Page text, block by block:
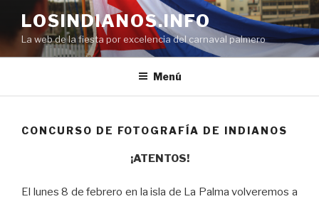
contenido
LOSINDIANOS.INFO
La web de la fiesta por excelencia del carnaval palmero
Menú
CONCURSO DE FOTOGRAFÍA DE INDIANOS
¡ATENTOS!
El lunes 8 de febrero en la isla de La Palma volveremos a